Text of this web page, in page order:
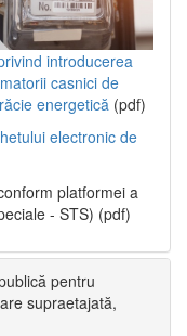
introducerea
casnici de
energetică (pdf)
electronic de
platformei a
- STS) (pdf)
pentru
supraetajată,